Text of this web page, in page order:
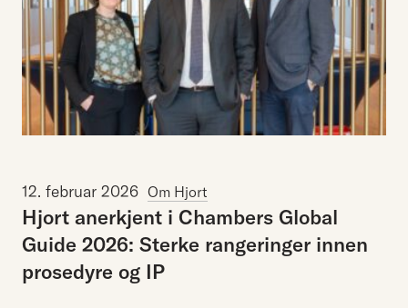
12. februar 2026 Om Hjort
Hjort anerkjent i Chambers Global
Guide 2026: Sterke rangeringer innen
prosedyre og IP